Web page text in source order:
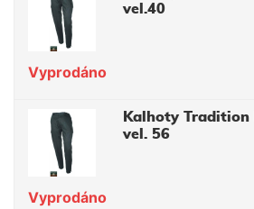
vel.40
Vyprodáno
Kalhoty Tradition
vel. 56
Vyprodáno